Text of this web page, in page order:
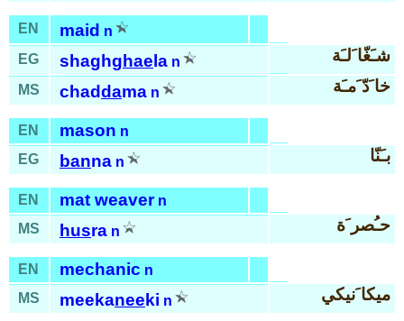
EN maid n
EG
shaghghae la n شـَغّا َلـَة
MS chaddama n خا َدّ َمـَة
EN mason n
EG
banna n بـَنّا
EN mat weaver n
MS
husra n حـُصر َة
EN mechanic n
MS
meekanee ki n ميكا َنيكي